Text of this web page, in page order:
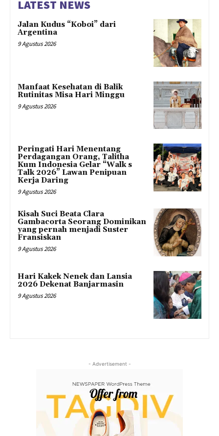
LATEST NEWS
Jalan Kudus “Koboi” dari
Argentina
9 Agustus 2026
Manfaat Kesehatan di Balik
Rutinitas Misa Hari Minggu
9 Agustus 2026
Peringati Hari Menentang
Perdagangan Orang, Talitha
Kum Indonesia Gelar “Walk s
Talk 2026” Lawan Penipuan
Kerja Daring
9 Agustus 2026
Kisah Suci Beata Clara
Gambacorta Seorang Dominikan
yang pernah menjadi Suster
Fransiskan
9 Agustus 2026
Hari Kakek Nenek dan Lansia
2026 Dekenat Banjarmasin
9 Agustus 2026
- Advertisement -